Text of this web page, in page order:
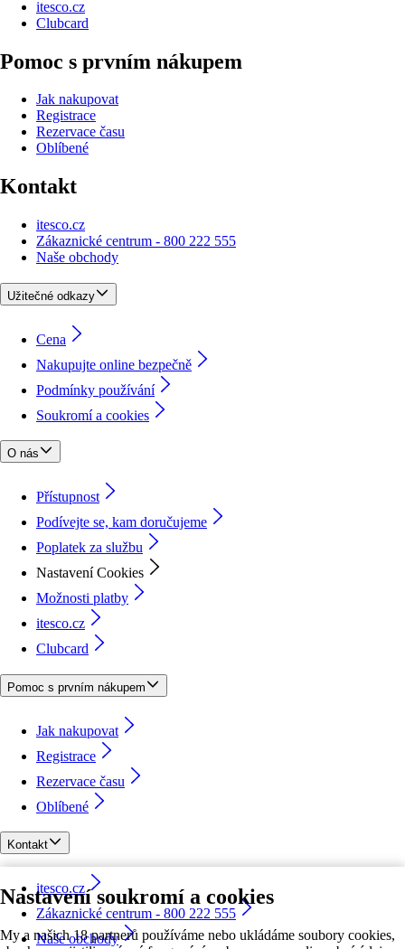
Nastavení soukromí a cookies
My a našich 18 partnerů používáme nebo ukládáme soubory cookies,
itesco.cz
Clubcard
Pomoc s prvním nákupem
Jak nakupovat
Registrace
Rezervace času
Oblíbené
Kontakt
itesco.cz
Zákaznické centrum - 800 222 555
Naše obchody
Užitečné odkazy
Cena
Nakupujte online bezpečně
Podmínky používání
Soukromí a cookies
O nás
Přístupnost
Podívejte se, kam doručujeme
Poplatek za službu
Nastavení Cookies
Možnosti platby
itesco.cz
Clubcard
Pomoc s prvním nákupem
Jak nakupovat
Registrace
Rezervace času
Oblíbené
Kontakt
itesco.cz
Zákaznické centrum - 800 222 555
Naše obchody